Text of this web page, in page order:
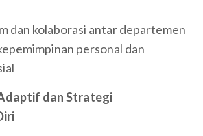
dan kolaborasi antar departemen
personal dan
dan Strategi